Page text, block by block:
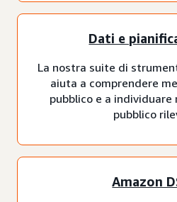
Dati e
La nostra suite di
aiuta a comprendere
pubblico e a
pubblico
Amazon